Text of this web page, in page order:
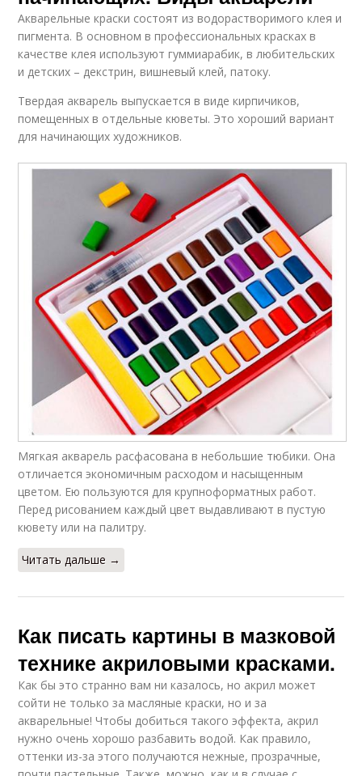
Акварельные краски состоят из водорастворимого клея и
пигмента. В основном в профессиональных красках в
качестве клея используют гуммиарабик, в любительских
и детских – декстрин, вишневый клей, патоку.
Твердая акварель выпускается в виде кирпичиков,
помещенных в отдельные кюветы. Это хороший вариант
для начинающих художников.
Мягкая акварель расфасована в небольшие тюбики. Она
отличается экономичным расходом и насыщенным
цветом. Ею пользуются для крупноформатных работ.
Перед рисованием каждый цвет выдавливают в пустую
кювету или на палитру.
Читать дальше →
Как писать картины в мазковой
технике акриловыми красками.
Как бы это странно вам ни казалось, но акрил может
сойти не только за масляные краски, но и за
акварельные! Чтобы добиться такого эффекта, акрил
нужно очень хорошо разбавить водой. Как правило,
оттенки из-за этого получаются нежные, прозрачные,